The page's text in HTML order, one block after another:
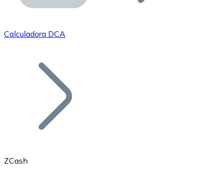
Únete a nuestra red de distribuidores.
Añade tu proyecto a nuestro ecosistema.
Calculadora DCA
ZCash